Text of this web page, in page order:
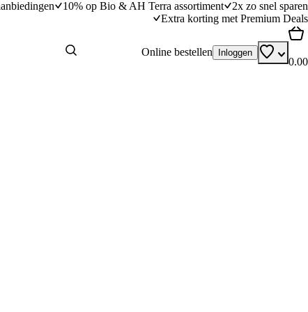
10% op Bio & AH Terra assortiment
2x zo snel sparen
Extra korting met Premium Deals
Online bestellen Inloggen
0.00